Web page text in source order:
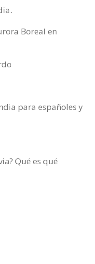
Boreal en
para españoles y
Qué es qué